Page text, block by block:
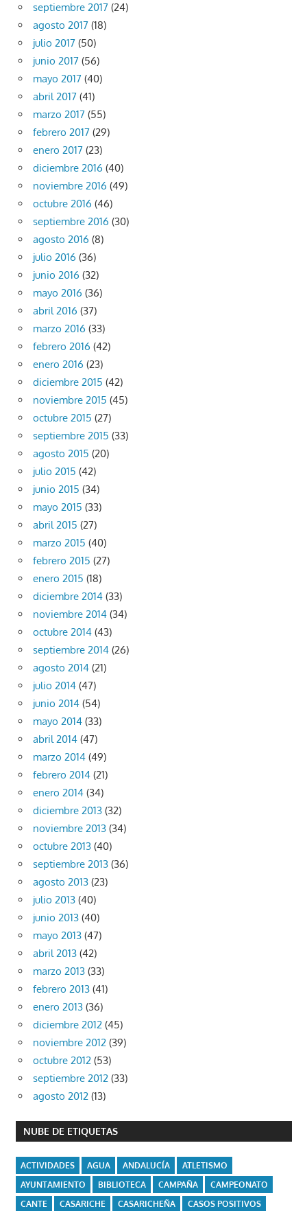
septiembre 2017 (24)
agosto 2017 (18)
julio 2017 (50)
junio 2017 (56)
mayo 2017 (40)
abril 2017 (41)
marzo 2017 (55)
febrero 2017 (29)
enero 2017 (23)
diciembre 2016 (40)
noviembre 2016 (49)
octubre 2016 (46)
septiembre 2016 (30)
agosto 2016 (8)
julio 2016 (36)
junio 2016 (32)
mayo 2016 (36)
abril 2016 (37)
marzo 2016 (33)
febrero 2016 (42)
enero 2016 (23)
diciembre 2015 (42)
noviembre 2015 (45)
octubre 2015 (27)
septiembre 2015 (33)
agosto 2015 (20)
julio 2015 (42)
junio 2015 (34)
mayo 2015 (33)
abril 2015 (27)
marzo 2015 (40)
febrero 2015 (27)
enero 2015 (18)
diciembre 2014 (33)
noviembre 2014 (34)
octubre 2014 (43)
septiembre 2014 (26)
agosto 2014 (21)
julio 2014 (47)
junio 2014 (54)
mayo 2014 (33)
abril 2014 (47)
marzo 2014 (49)
febrero 2014 (21)
enero 2014 (34)
diciembre 2013 (32)
noviembre 2013 (34)
octubre 2013 (40)
septiembre 2013 (36)
agosto 2013 (23)
julio 2013 (40)
junio 2013 (40)
mayo 2013 (47)
abril 2013 (42)
marzo 2013 (33)
febrero 2013 (41)
enero 2013 (36)
diciembre 2012 (45)
noviembre 2012 (39)
octubre 2012 (53)
septiembre 2012 (33)
agosto 2012 (13)
NUBE DE ETIQUETAS
ACTIVIDADES AGUA ANDALUCÍA
ATLETISMO
AYUNTAMIENTO
BIBLIOTECA CAMPAÑA
CAMPEONATO
CANTE
CASARICHE CASARICHEÑA CASOS POSITIVOS